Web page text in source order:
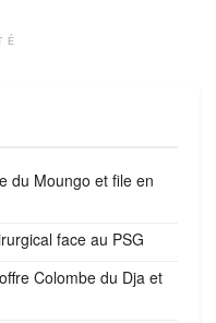
du Moungo et file en
face au PSG
Colombe du Dja et